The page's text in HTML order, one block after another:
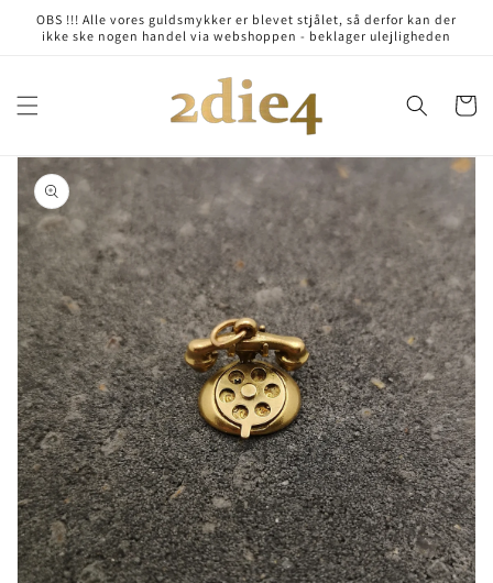
Skip to
content
OBS !!! Alle vores guldsmykker er blevet stjålet, så derfor kan der
ikke ske nogen handel via webshoppen - beklager ulejligheden
Cart
Skip to
product
information
Open
media
1
in
gallery
view